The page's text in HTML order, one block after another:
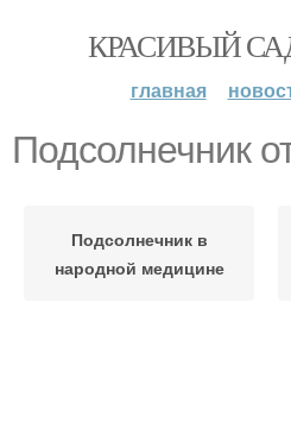
КРАСИВЫЙ
главная
Подсолнечник
Подсолнечник в
народной медицине